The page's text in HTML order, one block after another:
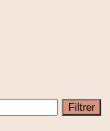
Filtrer